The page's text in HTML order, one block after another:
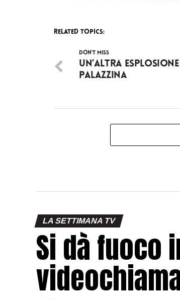
RELATED TOPICS:
DON'T MISS
Un’altra
palazzina
LA SETTIMANA TV
Si dà fuoco